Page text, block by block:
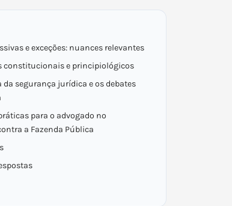
e exceções: nuances relevantes
constitucionais e principiológicos
segurança jurídica e os debates
para o advogado no
a Fazenda Pública